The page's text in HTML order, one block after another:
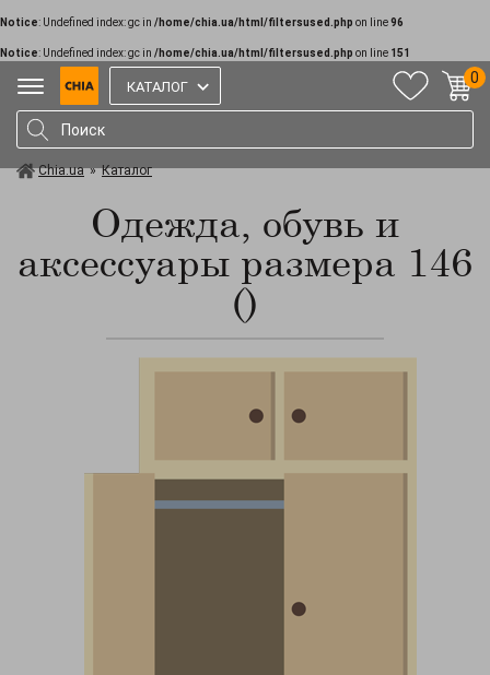
Notice: Undefined index: gc in /home/chia.ua/html/filtersused.php on line96
Notice: Undefined index: gc in /home/chia.ua/html/filtersused.php on line 151
КАТАЛОГ
0
Chia.ua » Каталог
Одежда, обувь и
аксессуары размера 146
()